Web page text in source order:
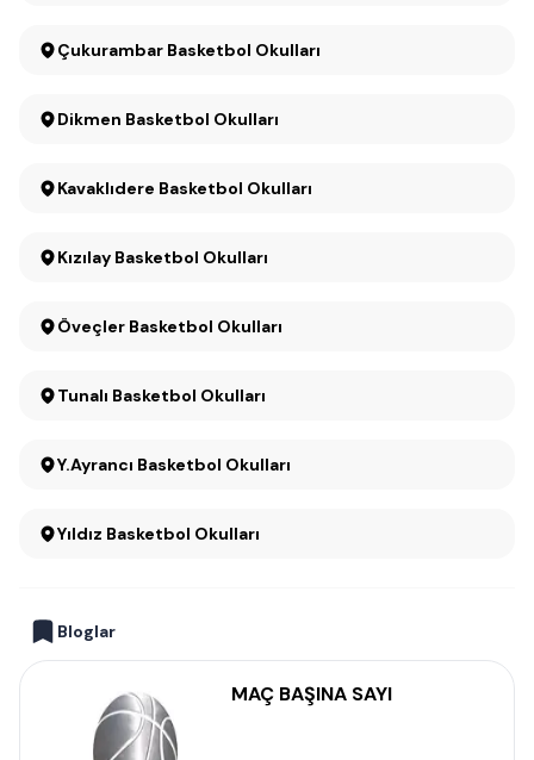
Çukurambar Basketbol Okulları
Dikmen Basketbol Okulları
Kavaklıdere Basketbol Okulları
Kızılay Basketbol Okulları
Öveçler Basketbol Okulları
Tunalı Basketbol Okulları
Y.Ayrancı Basketbol Okulları
Yıldız Basketbol Okulları
Bloglar
MAÇ BAŞINA SAYI